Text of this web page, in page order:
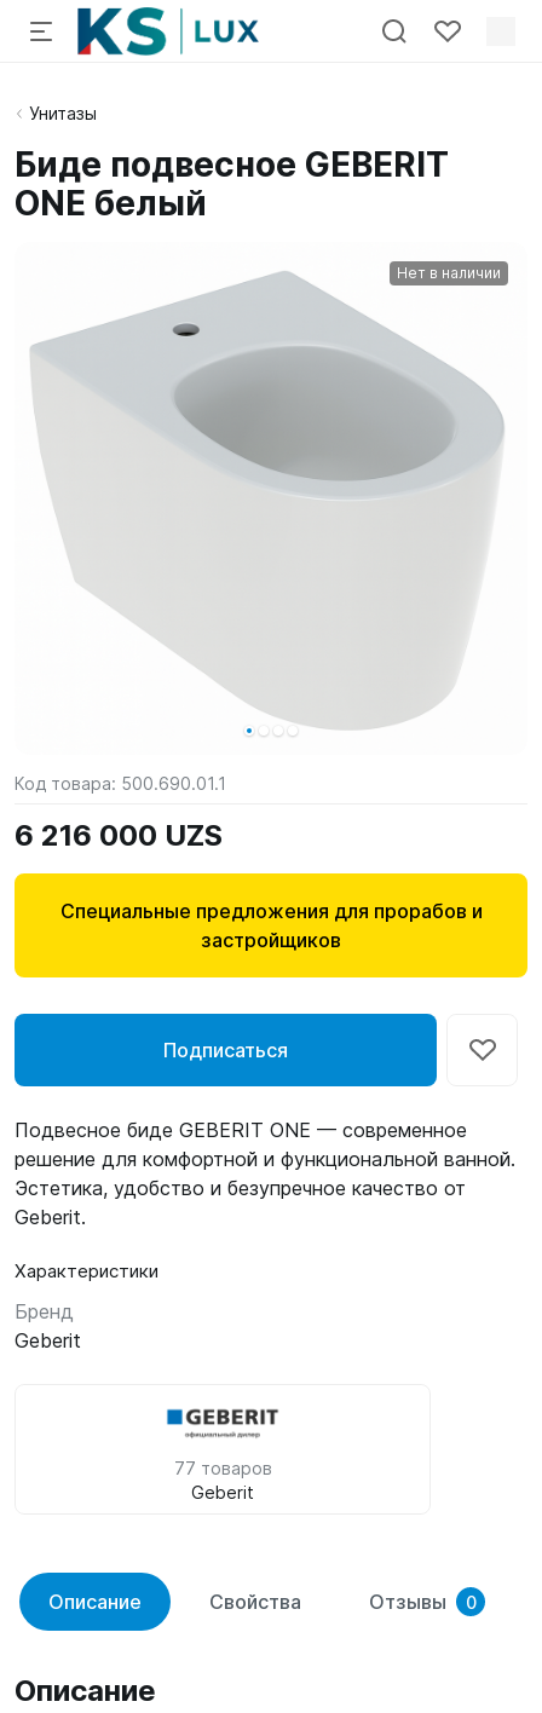
Унитазы
Биде подвесное GEBERIT
ONE белый
Нет в наличии
Код товара: 500.690.01.1
6 216 000 UZS
Специальные предложения для прорабов и
застройщиков
Подписаться
Подвесное биде GEBERIT ONE — современное
решение для комфортной и функциональной ванной.
Эстетика, удобство и безупречное качество от
Geberit.
Характеристики
Бренд
Geberit
77 товаров
Geberit
Описание Свойства Отзывы 0
Описание